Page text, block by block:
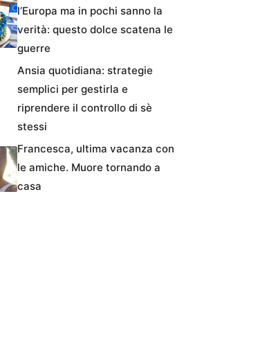
l’Europa ma in pochi sanno la
verità: questo dolce scatena le
guerre
Ansia quotidiana: strategie
semplici per gestirla e
riprendere il controllo di sè
stessi
Francesca, ultima vacanza con
le amiche. Muore tornando a
casa